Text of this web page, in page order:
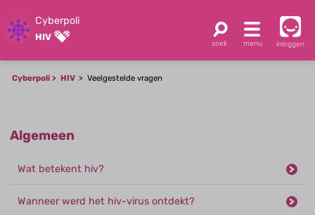
Cyberpoli
HIV
inloggen
Cyberpoli HIV Veelgestelde vragen
Algemeen
Wat betekent hiv?
Wanneer werd het hiv-virus ontdekt?